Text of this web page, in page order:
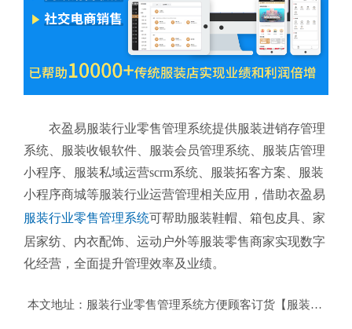
衣盈易服装行业零售管理系统提供服装进销存管理
系统、服装收银软件、服装会员管理系统、服装店管理
小程序、服装私域运营scrm系统、服装拓客方案、服装
小程序商城等服装行业运营管理相关应用，借助衣盈易
服装行业零售管理系统可帮助服装鞋帽、箱包皮具、家
居家纺、内衣配饰、运动户外等服装零售商家实现数字
化经营，全面提升管理效率及业绩。
本文地址： 服装行业零售管理系统方便顾客订货【服装行业零